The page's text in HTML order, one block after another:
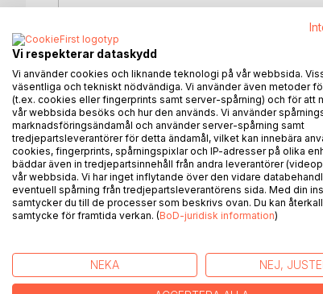
I bokens inledning ges exempel på olika
- Vad är motiven för att bedriva socialt
- Vad är villkor och förutsättningar för
- Vad motiverar medarbetare att göra
- Ledning och styrning: hur främjas
- Hur kan effekter av verksamheten
Socialt arbete i kyrklig regi är en del av
verksamhet tycks dock bli alltmer
kommunens ansvar. Vart är vi på väg?
ANDRA TITLAR
Vi respekterar dataskydd
Vi använder cookies och liknande teknologi på vår webbsida.
väsentliga och tekniskt nödvändiga. Vi använder även metoder
(t.ex. cookies eller fingerprints samt server-spårning) och för att
vår webbsida besöks och hur den används. Vi använder
marknadsföringsändamål och använder server-spårning samt
tredjepartsleverantörer för detta ändamål, vilket kan innebära
cookies, fingerprints, spårningspixlar och IP-adresser på olika
bäddar även in tredjepartsinnehåll från andra leverantörer
vår webbsida. Vi har inget inflytande över den vidare
eventuell spårning från tredjepartsleverantörens sida. Med din
samtycker du till de processer som beskrivs ovan. Du kan
samtycke för framtida verkan. (BoD-juridisk information)
NEKA NEJ,